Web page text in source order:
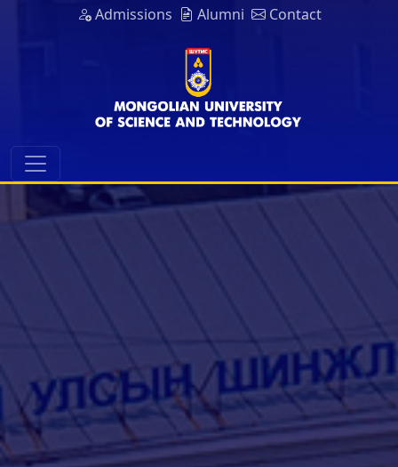
Admissions Alumni Contact